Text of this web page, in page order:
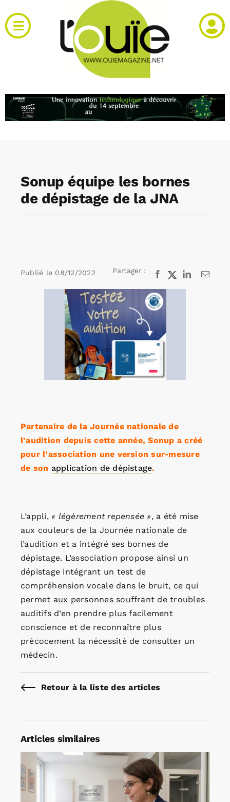
au
contenu
Toggle
Navigation
RH et emploi
Agenda
Annonces emploi
Sonup équipe les bornes
de dépistage de la JNA
Publié le 08/12/2022 Partager : Facebook
X LinkedInEmail
Partenaire de la Journée nationale de
l’audition depuis cette année, Sonup a créé
pour l’association une version sur-mesure
de son application de dépistage.
L’appli, « légèrement repensée », a été mise
aux couleurs de la Journée nationale de
l’audition et a intégré ses bornes de
dépistage. L’association propose ainsi un
dépistage intégrant un test de
compréhension vocale dans le bruit, ce qui
permet aux personnes souffrant de troubles
auditifs d’en prendre plus facilement
conscience et de reconnaître plus
précocement la nécessité de consulter un
médecin.
Retour à la liste des articles
Articles similaires